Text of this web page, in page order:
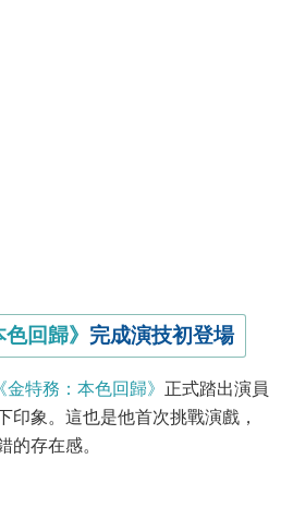
回歸》 完成演技初登場
《金特務：本色回歸》 正式踏出演員
印象。這也是他首次挑戰演戲，
的存在感。